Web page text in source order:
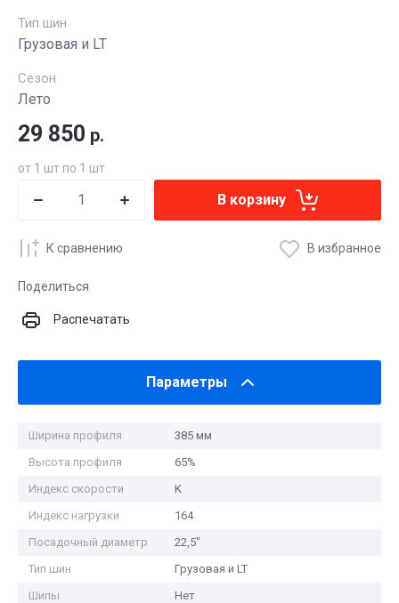
Тип шин
Грузовая и LT
Сезон
Лето
29 850 р.
от 1 шт по 1 шт
В корзину
К сравнению В избранное
Поделиться
Распечатать
Параметры
Ширина профиля
385 мм
Высота профиля
65%
Индекс скорости
K
Индекс нагрузки
164
Посадочный диаметр
22,5"
Тип шин
Грузовая и LT
Шипы
Нет